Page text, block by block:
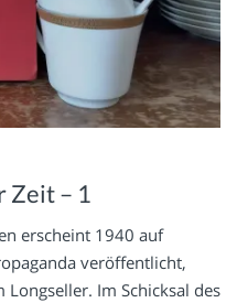
Zeit – 1
erscheint 1940 auf
veröffentlicht,
Im Schicksal des